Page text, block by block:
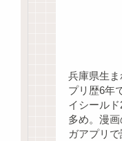
兵庫県生
プリ歴6年
イシール
多め。漫
ガアプリで